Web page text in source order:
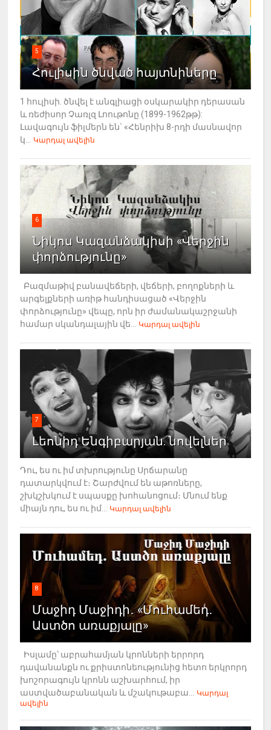
5
Հուլիսին ծնված հայտնիները
1 հուլիսի. ծնվել է անգլիացի օսկարակիր դերասան
և ռեժիսոր Չառլզ Լոութոնը (1899-1962թթ):
Լավագույն ֆիլմերն են` «Հենրիխ 8-րդի մասնավոր
կ...
Կարդալ ավելին
6
Նիկոս Կազանձակիսի «Վերջին
փորձությունը»
Բազմաթիվ բանավեճերի, վեճերի, բողոքների և
արգելքների առիթ հանդիսացած «Վերջին
փորձությունը» վեպը, որն իր ժամանակաշրջանի
համար սկանդալային վե...
Կարդալ ավելին
7
Լեոնիդ Ենգիբարյան. նովելներ
Դու, ես ու իմ տխրությունը Սրճարանը
դատարկվում է։ Շարժվում են աթոռները,
շխկշխկում է սպասքը խոհանոցում։ Մնում ենք
միայն դու, ես ու իմ...
Կարդալ ավելին
8
Մաջիդ Մաջիդի․ «Մուհամեդ․
Աստծո առաքյալը»
Իսլամը՝ աբրահամյան կրոնների երրորդ
դավանանքն ու քրիստոնեությունից հետո երկրորդ
խոշորագույն կրոնն աշխարհում, իր
աստվածաբանական և մշակութաբա...
Կարդալ
ավելին